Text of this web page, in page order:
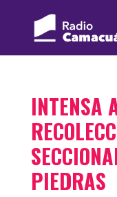
INTENSA
PIEDRAS